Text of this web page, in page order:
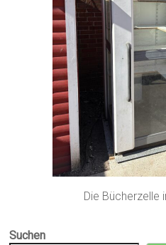
Die Bücherzelle
Suchen